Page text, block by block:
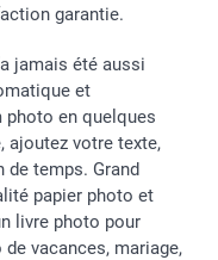
garantie.
jamais été aussi
et
en quelques
ajoutez votre texte,
de temps. Grand
papier photo et
livre photo pour
vacances, mariage,